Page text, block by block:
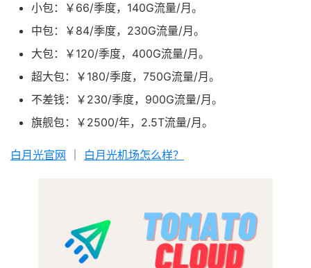
小包：￥66/季度，140G流量/月。
中包：￥84/季度，230G流量/月。
大包：￥120/季度，400G流量/月。
超大包：￥180/季度，750G流量/月。
不差钱：￥230/季度，900G流量/月。
旗舰包：￥2500/年，2.5T流量/月。
白月光官网 白月光机场怎么样？